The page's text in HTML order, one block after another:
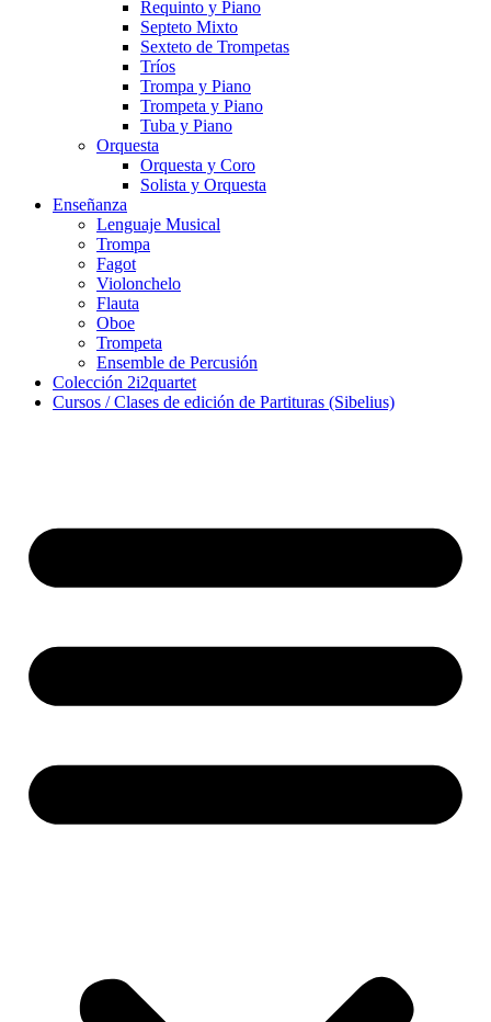
Requinto y Piano
Septeto Mixto
Sexteto de Trompetas
Tríos
Trompa y Piano
Trompeta y Piano
Tuba y Piano
Orquesta
Orquesta y Coro
Solista y Orquesta
Enseñanza
Lenguaje Musical
Trompa
Fagot
Violonchelo
Flauta
Oboe
Trompeta
Ensemble de Percusión
Colección 2i2quartet
Cursos / Clases de edición de Partituras (Sibelius)